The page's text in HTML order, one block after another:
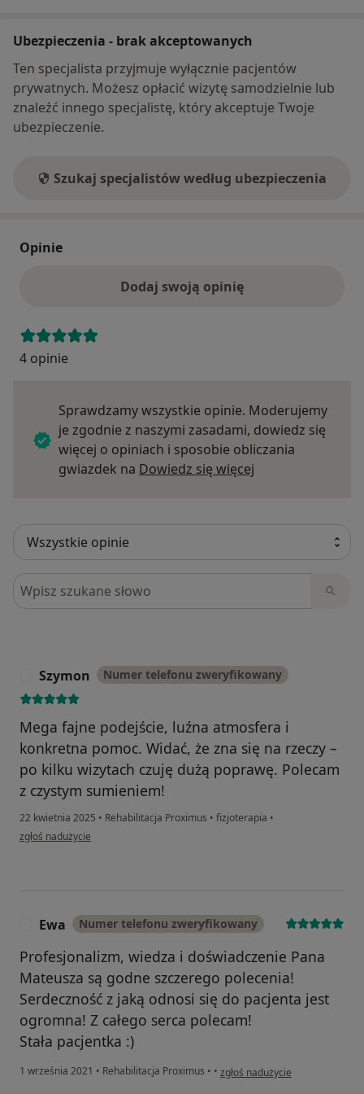
Ubezpieczenia - brak akceptowanych
Ten specjalista przyjmuje wyłącznie pacjentów
prywatnych. Możesz opłacić wizytę samodzielnie lub
znaleźć innego specjalistę, który akceptuje Twoje
ubezpieczenie.
Szukaj specjalistów według ubezpieczenia
Opinie
Dodaj swoją opinię
4 opinie
Sprawdzamy wszystkie opinie. Moderujemy
je zgodnie z naszymi zasadami, dowiedz się
więcej o opiniach i sposobie obliczania
gwiazdek na Dowiedz się więcej
Szukaj w opiniach
Szymon Numer telefonu zweryfikowany
Mega fajne podejście, luźna atmosfera i
konkretna pomoc. Widać, że zna się na rzeczy –
po kilku wizytach czuję dużą poprawę. Polecam
z czystym sumieniem!
22 kwietnia 2025 • Rehabilitacja Proximus • fizjoterapia •
w opinii użytkownika Szymon
zgłoś nadużycie
Ewa Numer telefonu zweryfikowany
Profesjonalizm, wiedza i doświadczenie Pana
Mateusza są godne szczerego polecenia!
Serdeczność z jaką odnosi się do pacjenta jest
ogromna! Z całego serca polecam!
Stała pacjentka :)
1 września 2021 • Rehabilitacja Proximus • • w opinii użytkownika Ewa
zgłoś nadużycie